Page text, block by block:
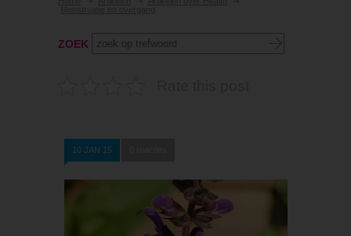
ZOEK
10 JAN 15